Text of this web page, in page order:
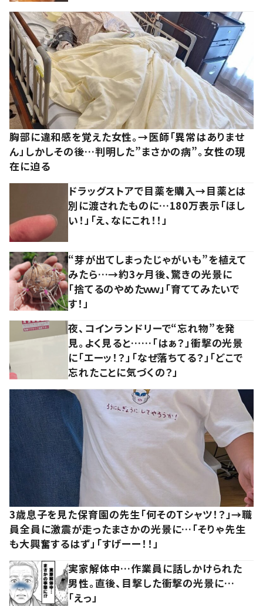
胸部に違和感を覚えた女性。→医師「異常はありませ
ん」しかしその後…判明した”まさかの病”。女性の現
在に迫る
ドラッグストアで目薬を購入→目薬とは
別に渡されたものに…180万表示「ほし
い！」「え、なにこれ！！」
“芽が出てしまったじゃがいも”を植えて
みたら…→約3ヶ月後、驚きの光景に
「捨てるのやめたｗｗ」「育ててみたいで
す！」
夜、コインランドリーで“忘れ物”を発
見。よく見ると……「はぁ？」衝撃の光景
に「エーッ！？」「なぜ落ちてる？」「どこで
忘れたことに気づくの？」
3歳息子を見た保育園の先生「何そのTシャツ！？」→職
員全員に激震が走ったまさかの光景に…「そりゃ先生
も大興奮するはず」「すげーー！！」
実家解体中…作業員に話しかけられた
男性。直後、目撃した衝撃の光景に…
「えっ」